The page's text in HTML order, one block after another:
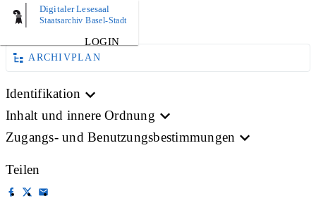
Digitaler Lesesaal
Staatsarchiv Basel-Stadt
LOGIN
BILD
ARCHIVPLAN
Identifikation
Inhalt und innere Ordnung
Zugangs- und Benutzungsbestimmungen
Teilen